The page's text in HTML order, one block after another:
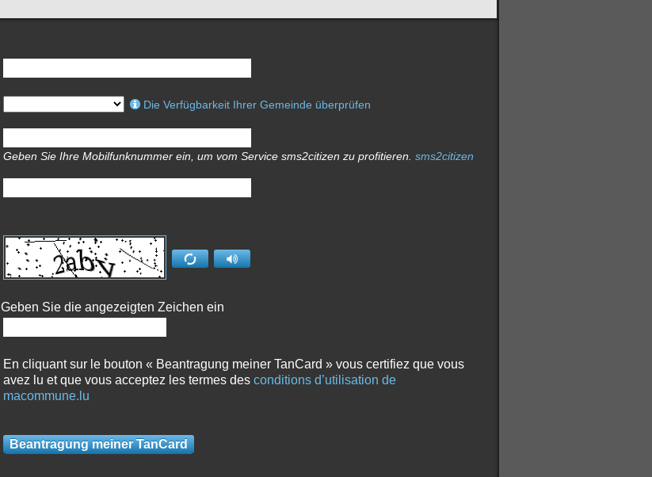
Die Verfügbarkeit Ihrer Gemeinde überprüfen
Geben Sie Ihre Mobilfunknummer ein, um vom Service sms2citizen zu profitieren. sms2citizen
Geben Sie die angezeigten Zeichen ein
En cliquant sur le bouton « Beantragung meiner TanCard » vous certifiez que vous
avez lu et que vous acceptez les termes des conditions d’utilisation de
macommune.lu